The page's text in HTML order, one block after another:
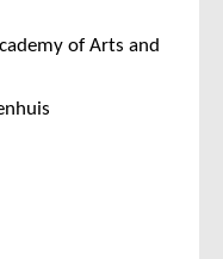
of Arts and